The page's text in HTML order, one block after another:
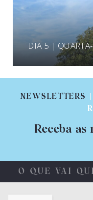
DIA 5 |
NEWSLETTERS
Receba as
O QUE VAI